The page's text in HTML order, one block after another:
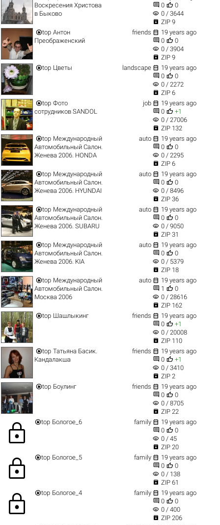
Воскресения Христова
в Быково
 0  0
visibility 0 / 3644
 ZIP 9
top Антон
Преображенский
friends  19 years ago
 0  0
visibility 0 / 3904
 ZIP 9
top Цветы landscape  19 years ago
 0  0
visibility 0 / 2272
 ZIP 6
top Фото
сотрудников SANDOL
job  19 years ago
 0  +1
visibility 0 / 27006
 ZIP 132
top Международный
Автомобильный Салон.
Женева 2006. HONDA
auto  19 years ago
 0  0
visibility 0 / 2295
 ZIP 6
top Международный
Автомобильный Салон.
Женева 2006. HYUNDAI
auto  19 years ago
 0  0
visibility 0 / 8496
 ZIP 36
top Международный
Автомобильный Салон.
Женева 2006. SUBARU
auto  19 years ago
 0  0
visibility 0 / 9050
 ZIP 31
top Международный
Автомобильный Салон.
Женева 2006. KIA
auto  19 years ago
 0  0
visibility 0 / 5379
 ZIP 18
top Международный
Автомобильный Салон.
Москва 2006
auto  19 years ago
 1  0
visibility 0 / 28616
 ZIP 162
top Шашлыкинг friends  19 years ago
 0  +1
visibility 0 / 20008
 ZIP 110
top Татьяна Басик.
Кандалакша
friends  19 years ago
 0  +1
visibility 0 / 3410
 ZIP 2
top Боулинг friends  19 years ago
 0  0
visibility 0 / 8705
 ZIP 22
lock top Бологое_6 family  19 years ago
 0  0
visibility 0 / 45
 ZIP 20
lock top Бологое_5 family  19 years ago
 0  0
visibility 0 / 138
 ZIP 61
lock top Бологое_4 family  19 years ago
 0  0
visibility 0 / 400
 ZIP 206